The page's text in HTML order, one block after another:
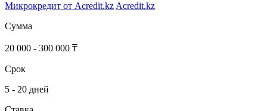
Микрокредит от Acredit.kz Acredit.kz
Сумма
20 000 - 300 000 ₸
Срок
5 - 20 дней